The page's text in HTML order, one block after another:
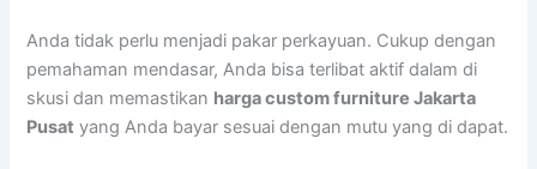
Anda tidak perlu menjadi pakar perkayuan. Cukup dengan
pemahaman mendasar, Anda bisa terlibat aktif dalam di
skusi dan memastikan harga custom furniture Jakarta
Pusat yang Anda bayar sesuai dengan mutu yang di dapat.